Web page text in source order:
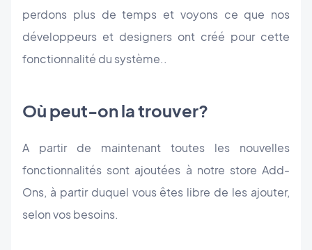
perdons plus de temps et voyons ce que nos
développeurs et designers ont créé pour cette
fonctionnalité du système..
Où peut-on la trouver?
A partir de maintenant toutes les nouvelles
fonctionnalités sont ajoutées à notre store Add-
Ons, à partir duquel vous êtes libre de les ajouter,
selon vos besoins.